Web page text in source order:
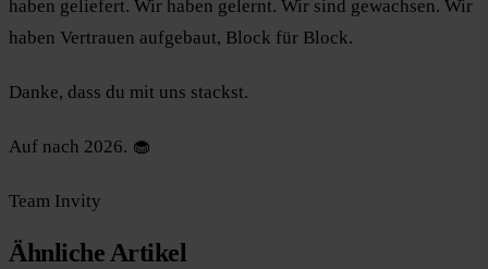
haben geliefert. Wir haben gelernt. Wir sind gewachsen. Wir
haben Vertrauen aufgebaut, Block für Block.
Danke, dass du mit uns stackst.
Auf nach 2026. 🧁
Team Invity
Ähnliche Artikel